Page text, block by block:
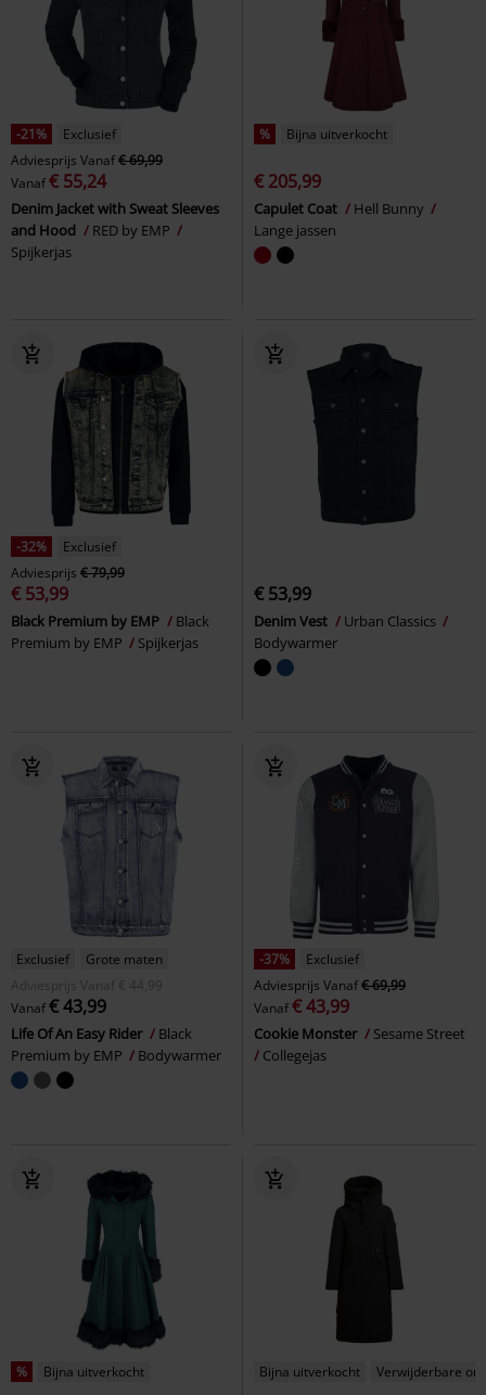
-21%
Exclusief
Adviesprijs Vanaf€ 69,99
Vanaf€ 55,24
Denim Jacket with Sweat Sleeves
and Hood
RED by EMP
Spijkerjas
% Bijna uitverkocht
€ 205,99
Capulet Coat
Hell Bunny
Lange jassen
-32%
Exclusief
Adviesprijs € 79,99
€ 53,99
Black Premium by EMP
Black
Premium by EMP
Spijkerjas
€ 53,99
Denim Vest
Urban Classics
Bodywarmer
Exclusief
Grote maten
Adviesprijs
Vanaf € 44,99
Vanaf€ 43,99
Life Of An Easy Rider
Black
Premium by EMP
Bodywarmer
-37%
Exclusief
Adviesprijs Vanaf€ 69,99
Vanaf€ 43,99
Cookie Monster
Sesame Street
Collegejas
% Bijna uitverkocht Bijna uitverkocht Verwijderbare